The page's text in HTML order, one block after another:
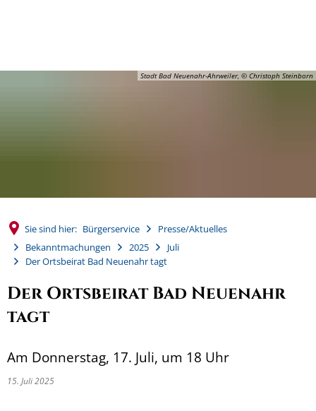
Stadt Bad Neuenahr-Ahrweiler, © Christoph Steinborn
Sie sind hier: Bürgerservice
Presse/Aktuelles
Bekanntmachungen
2025
Juli
Der Ortsbeirat Bad Neuenahr tagt
Der Ortsbeirat Bad Neuenahr
tagt
Am Donnerstag, 17. Juli, um 18 Uhr
15. Juli 2025